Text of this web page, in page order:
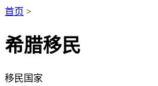
首页 >
希腊移民
移民国家